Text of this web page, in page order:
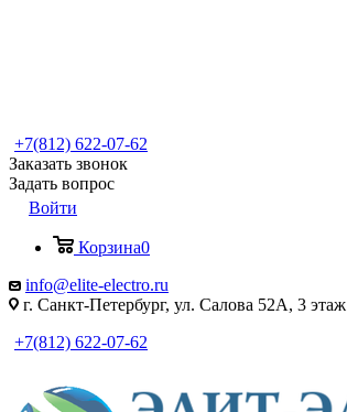
+7(812) 622-07-62
Заказать звонок
Задать вопрос
Войти
Корзина0
info@elite-electro.ru
г. Санкт-Петербург, ул. Салова 52А, 3 этаж
+7(812) 622-07-62